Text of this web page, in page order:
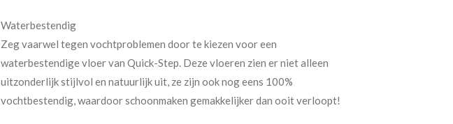
Waterbestendig
Zeg vaarwel tegen vochtproblemen door te kiezen voor een
waterbestendige vloer van Quick-Step. Deze vloeren zien er niet alleen
uitzonderlijk stijlvol en natuurlijk uit, ze zijn ook nog eens 100%
vochtbestendig, waardoor schoonmaken gemakkelijker dan ooit verloopt!